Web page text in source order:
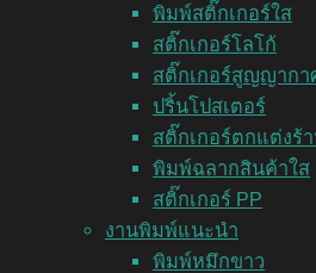
พิมพ์สติ๊กเกอร์ใส
สติ๊กเกอร์โลโก้
สติ๊กเกอร์สูญญากา
ปริ้นโปสเตอร์
สติ๊กเกอร์ตกแต่งร้
พิมพ์ฉลากสินค้าใส
สติ๊กเกอร์ PP
งานพิมพ์แนะนำ
พิมพ์หมึกขาว